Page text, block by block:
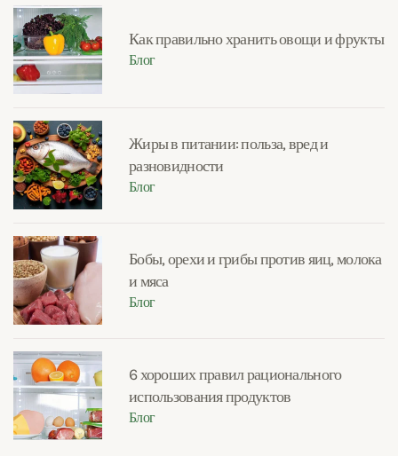
Как правильно хранить овощи и фрукты
Блог
Жиры в питании: польза, вред и
разновидности
Блог
Бобы, орехи и грибы против яиц, молока
и мяса
Блог
6 хороших правил рационального
использования продуктов
Блог